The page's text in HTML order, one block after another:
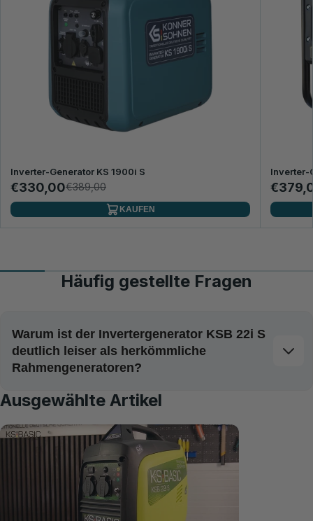
Inverter-Generator KS 1900i S
€330,00€389,00
KAUFEN
Inverter-
Häufig gestellte Fragen
Warum ist der Invertergenerator KSB 22i S
deutlich leiser als herkömmliche
Rahmengeneratoren?
Ausgewählte Artikel